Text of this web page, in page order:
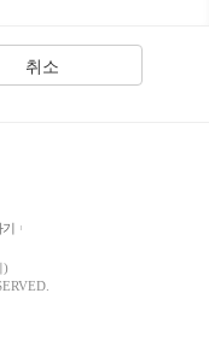
취소
기
)